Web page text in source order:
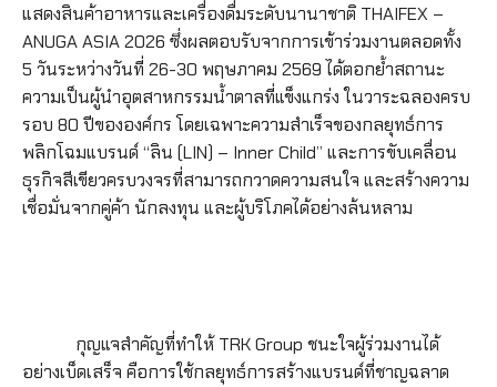
แสดงสินค้าอาหารและเครื่องดื่มระดับนานาชาติ THAIFEX –
ANUGA ASIA 2026 ซึ่งผลตอบรับจากการเข้าร่วมงานตลอดทั้ง
5 วันระหว่างวันที่ 26-30 พฤษภาคม 2569 ได้ตอกย้ำสถานะ
ความเป็นผู้นำอุตสาหกรรมน้ำตาลที่แข็งแกร่ง ในวาระฉลองครบ
รอบ 80 ปีขององค์กร โดยเฉพาะความสำเร็จของกลยุทธ์การ
พลิกโฉมแบรนด์ “ลิน (LIN) – Inner Child” และการขับเคลื่อน
ธุรกิจสีเขียวครบวงจรที่สามารถกวาดความสนใจ และสร้างความ
เชื่อมั่นจากคู่ค้า นักลงทุน และผู้บริโภคได้อย่างล้นหลาม
กุญแจสำคัญที่ทำให้ TRK Group ชนะใจผู้ร่วมงานได้
อย่างเบ็ดเสร็จ คือการใช้กลยุทธ์การสร้างแบรนด์ที่ชาญฉลาด